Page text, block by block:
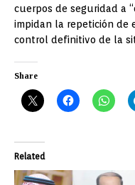
cuerpos de seguridad a
impidan la repetición de
control definitivo de la
Share
Related